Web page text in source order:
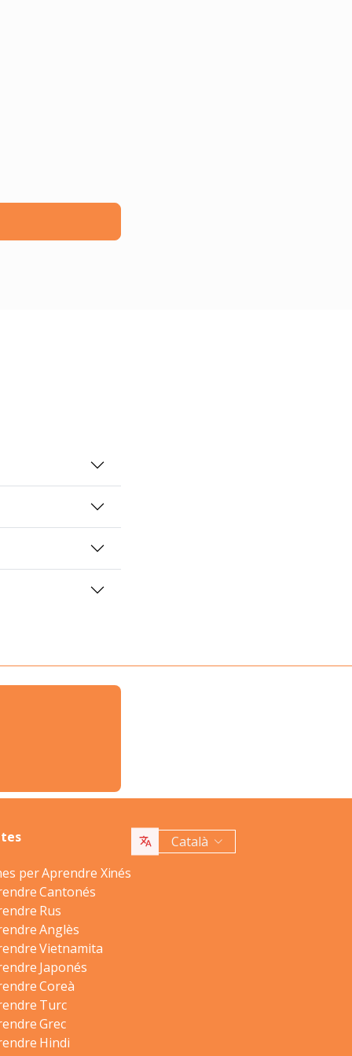
per Aprendre Xinés
Cantonés
Rus
Anglès
Vietnamita
Japonés
Coreà
Turc
Grec
Hindi
Català